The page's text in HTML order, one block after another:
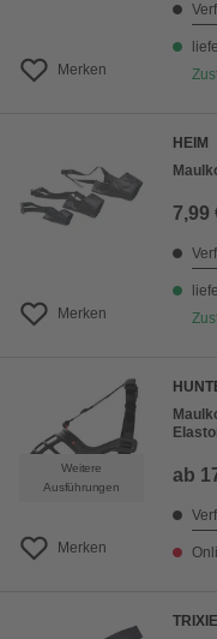
Merken
Merken
HEIM
7,99
Weitere
Ausführungen
Merken
ab
TRIXIE